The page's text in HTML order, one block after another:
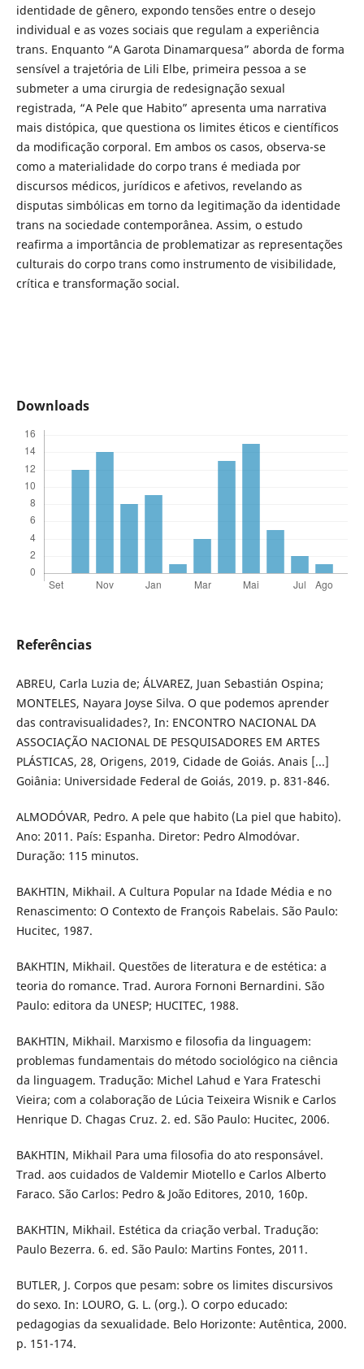
identidade de gênero, expondo tensões entre o desejo
individual e as vozes sociais que regulam a experiência
trans. Enquanto “A Garota Dinamarquesa” aborda de forma
sensível a trajetória de Lili Elbe, primeira pessoa a se
submeter a uma cirurgia de redesignação sexual
registrada, “A Pele que Habito” apresenta uma narrativa
mais distópica, que questiona os limites éticos e científicos
da modificação corporal. Em ambos os casos, observa-se
como a materialidade do corpo trans é mediada por
discursos médicos, jurídicos e afetivos, revelando as
disputas simbólicas em torno da legitimação da identidade
trans na sociedade contemporânea. Assim, o estudo
reafirma a importância de problematizar as representações
culturais do corpo trans como instrumento de visibilidade,
crítica e transformação social.
Downloads
Referências
ABREU, Carla Luzia de; ÁLVAREZ, Juan Sebastián Ospina;
MONTELES, Nayara Joyse Silva. O que podemos aprender
das contravisualidades?, In: ENCONTRO NACIONAL DA
ASSOCIAÇÃO NACIONAL DE PESQUISADORES EM ARTES
PLÁSTICAS, 28, Origens, 2019, Cidade de Goiás. Anais [...]
Goiânia: Universidade Federal de Goiás, 2019. p. 831-846.
ALMODÓVAR, Pedro. A pele que habito (La piel que habito).
Ano: 2011. País: Espanha. Diretor: Pedro Almodóvar.
Duração: 115 minutos.
BAKHTIN, Mikhail. A Cultura Popular na Idade Média e no
Renascimento: O Contexto de François Rabelais. São Paulo:
Hucitec, 1987.
BAKHTIN, Mikhail. Questões de literatura e de estética: a
teoria do romance. Trad. Aurora Fornoni Bernardini. São
Paulo: editora da UNESP; HUCITEC, 1988.
BAKHTIN, Mikhail. Marxismo e filosofia da linguagem:
problemas fundamentais do método sociológico na ciência
da linguagem. Tradução: Michel Lahud e Yara Frateschi
Vieira; com a colaboração de Lúcia Teixeira Wisnik e Carlos
Henrique D. Chagas Cruz. 2. ed. São Paulo: Hucitec, 2006.
BAKHTIN, Mikhail Para uma filosofia do ato responsável.
Trad. aos cuidados de Valdemir Miotello e Carlos Alberto
Faraco. São Carlos: Pedro & João Editores, 2010, 160p.
BAKHTIN, Mikhail. Estética da criação verbal. Tradução:
Paulo Bezerra. 6. ed. São Paulo: Martins Fontes, 2011.
BUTLER, J. Corpos que pesam: sobre os limites discursivos
do sexo. In: LOURO, G. L. (org.). O corpo educado:
pedagogias da sexualidade. Belo Horizonte: Autêntica, 2000.
p. 151-174.